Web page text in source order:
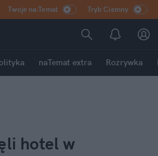
Twoje na:Temat Tryb Ciemny
naTemat extra Rozrywka
hotel w